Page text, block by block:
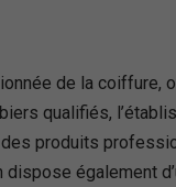
de la coiffure,
qualifiés,
produits
également